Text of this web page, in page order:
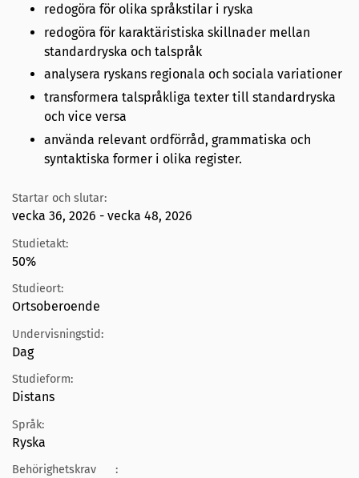
redogöra för olika språkstilar i ryska
redogöra för karaktäristiska skillnader mellan
standardryska och talspråk
analysera ryskans regionala och sociala variationer
transformera talspråkliga texter till standardryska
och vice versa
använda relevant ordförråd, grammatiska och
syntaktiska former i olika register.
Startar och slutar:
vecka 36, 2026 - vecka 48, 2026
Studietakt:
50%
Studieort:
Ortsoberoende
Undervisningstid:
Dag
Studieform:
Distans
Språk:
Ryska
Behörighetskrav :